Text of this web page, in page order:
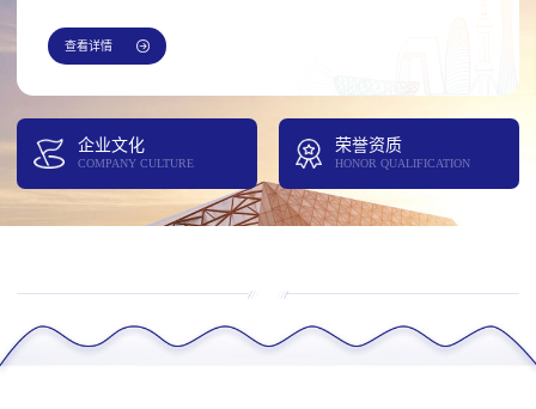
查看详情
企业文化
COMPANY CULTURE
荣誉资质
HONOR QUALIFICATION